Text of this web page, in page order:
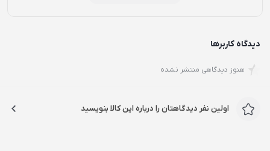
دیدگاه کاربرها
هنوز دیدگاهی منتشر نشده
اولین نفر دیدگاهتان را درباره این کالا بنویسید